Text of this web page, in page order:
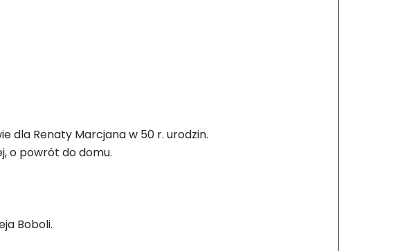
dla Renaty Marcjana w 50 r. urodzin.
o powrót do domu.
Boboli.